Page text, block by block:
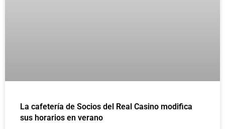
La cafetería de Socios del Real Casino modifica
sus horarios en verano